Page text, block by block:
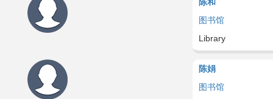
图书馆
Library
陈娟
图书馆